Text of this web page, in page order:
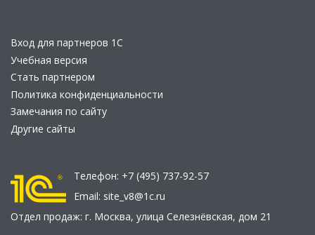
Вход для партнеров 1С
Учебная версия
Стать партнером
Политика конфиденциальности
Замечания по сайту
Другие сайты
Телефон: +7 (495) 737-92-57
Email: site_v8@1c.ru
Отдел продаж: г. Москва, улица Селезнёвская, дом 21